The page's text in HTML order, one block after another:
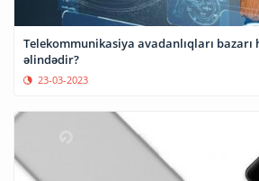
Telekommunikasiya avadanlıqları bazarı
əlindədir?
23-03-2023